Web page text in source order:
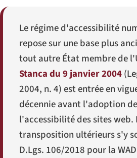
Le régime d'accessibilité
repose sur une base plus
tout autre État membre de
Stanca du 9 janvier 2004(
2004, n. 4) est entrée en
décennie avant l'adoption
l'accessibilité des sites web.
transposition ultérieurs s'y
D.Lgs. 106/2018 pour la